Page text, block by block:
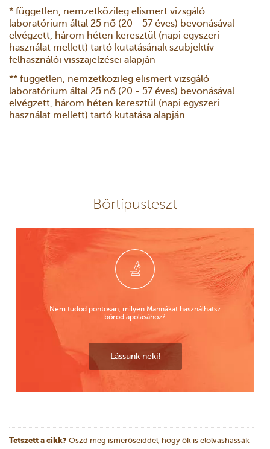
* független, nemzetközileg elismert vizsgáló
laboratórium által 25 nő (20 - 57 éves) bevonásával
elvégzett, három héten keresztül (napi egyszeri
használat mellett) tartó kutatásának szubjektív
felhasználói visszajelzései alapján
** független, nemzetközileg elismert vizsgáló
laboratórium által 25 nő (20 - 57 éves) bevonásával
elvégzett, három héten keresztül (napi egyszeri
használat mellett) tartó kutatása alapján
Bőrtípusteszt
Nem tudod pontosan, milyen Mannákat használhatsz
bőröd ápolásához?
Lássunk neki!
Tetszett a cikk? Oszd meg ismerőseiddel, hogy ők is elolvashassák